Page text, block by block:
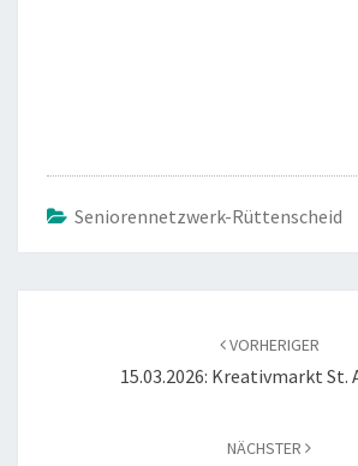
Seniorennetzwerk-Rüttenscheid
VORHERIGER
15.03.2026: Kreativmarkt St.
NÄCHSTER